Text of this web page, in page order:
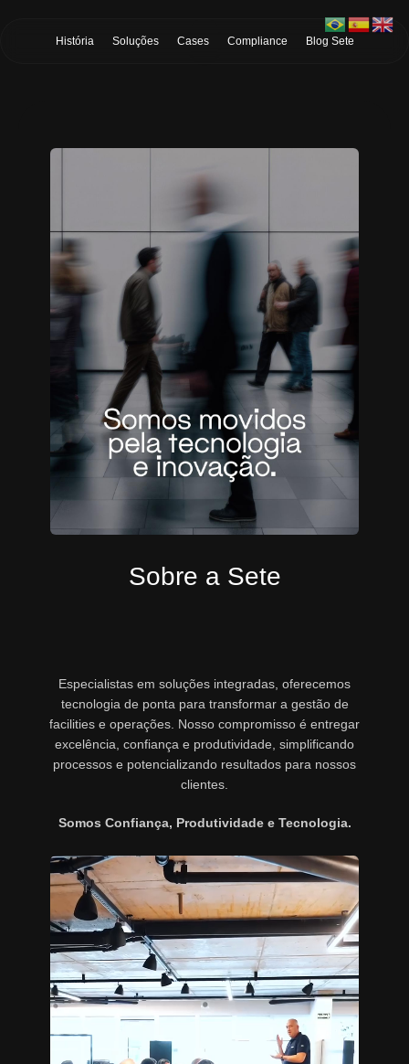
História Soluções Cases Compliance Blog Sete
Sobre a Sete
Especialistas em soluções integradas, oferecemos
tecnologia de ponta para transformar a gestão de
facilities e operações. Nosso compromisso é entregar
excelência, confiança e produtividade, simplificando
processos e potencializando resultados para nossos
clientes.
Somos Confiança, Produtividade e Tecnologia.